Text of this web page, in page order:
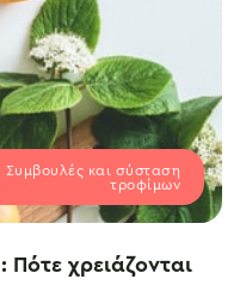
Συμβουλές και σύσταση
τροφίμων
χρειάζονται